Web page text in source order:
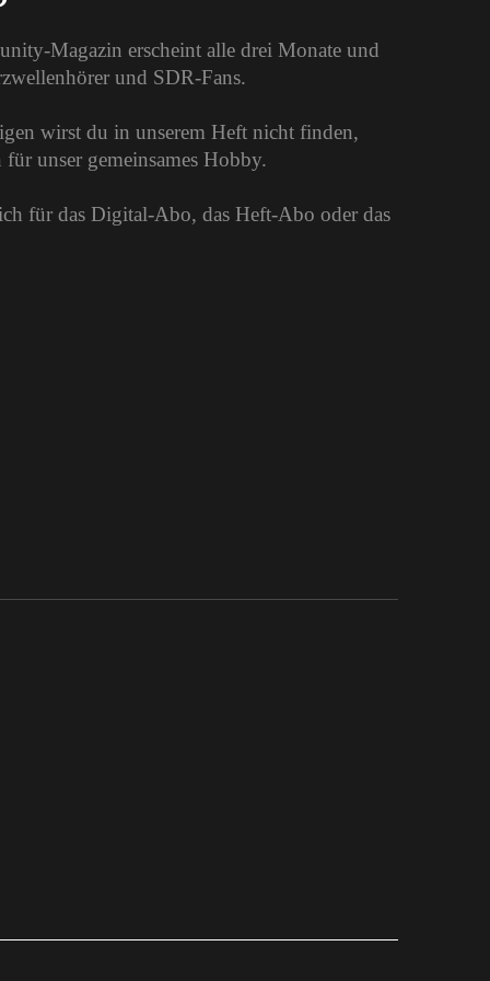
Magazin erscheint alle drei Monate und
und SDR-Fans.
wirst du in unserem Heft nicht finden,
unser gemeinsames Hobby.
für das Digital-Abo, das Heft-Abo oder das